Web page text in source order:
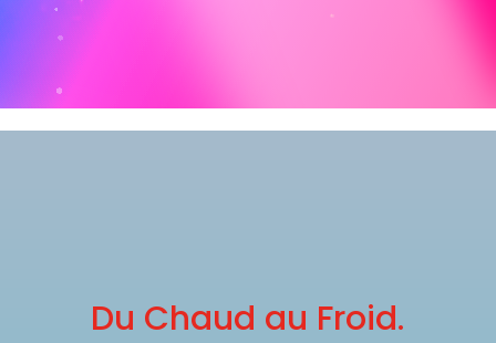
Du Chaud au Froid.